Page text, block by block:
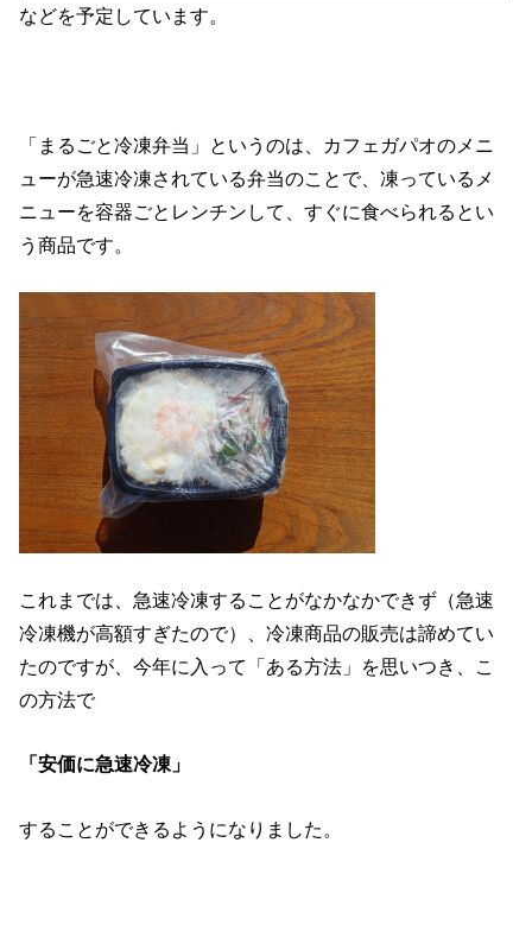
などを予定しています。
「まるごと冷凍弁当」というのは、カフェガパオのメニ
ューが急速冷凍されている弁当のことで、凍っているメ
ニューを容器ごとレンチンして、すぐに食べられるとい
う商品です。
これまでは、急速冷凍することがなかなかできず（急速
冷凍機が高額すぎたので）、冷凍商品の販売は諦めてい
たのですが、今年に入って「ある方法」を思いつき、こ
の方法で
「安価に急速冷凍」
することができるようになりました。